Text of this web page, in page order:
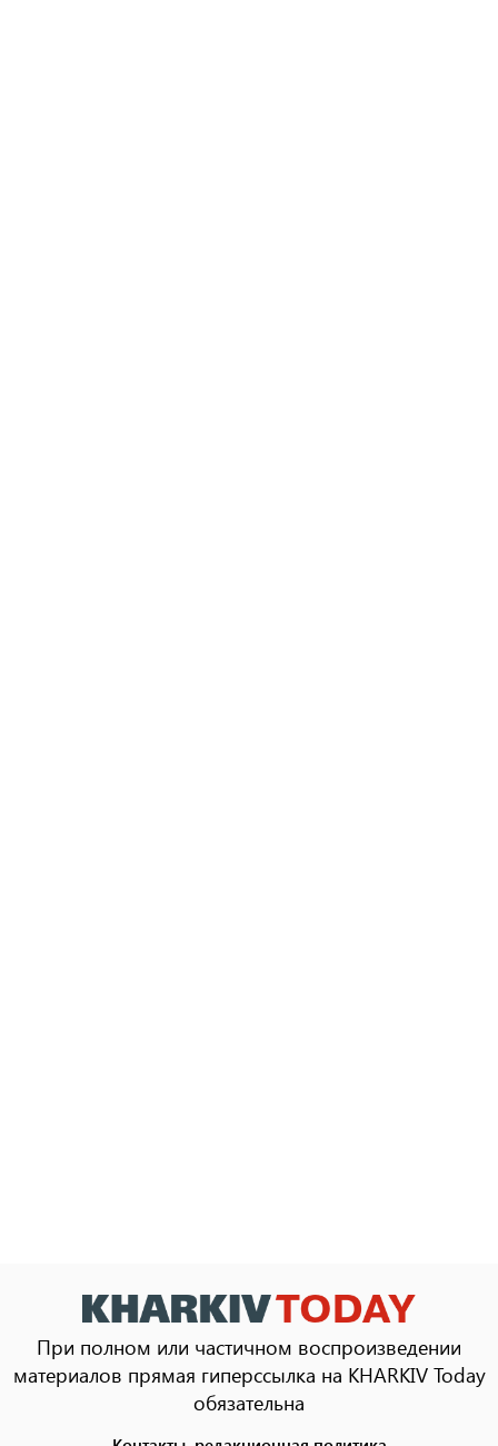
При полном или частичном воспроизведении
материалов прямая гиперссылка на KHARKIV Today
обязательна